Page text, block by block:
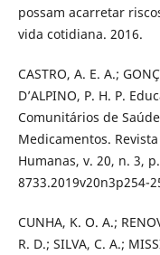
possam acarretar
vida cotidiana. 2016.
CASTRO, A. E. A.;
D’ALPINO, P. H. P.
Comunitários de
Medicamentos.
Humanas, v. 20, n. 3,
8733.2019v20n3p254-
CUNHA, K. O. A.;
R. D.; SILVA, C. A.;